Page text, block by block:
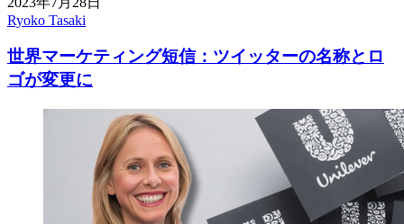
Ryoko Tasaki
世界マーケティング短信：ツイッターの名称とロ
ゴが変更に